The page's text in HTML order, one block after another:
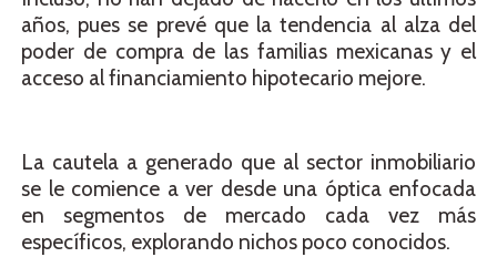
años, pues se prevé que la tendencia al alza del
poder de compra de las familias mexicanas y el
acceso al financiamiento hipotecario mejore.
La cautela a generado que al sector inmobiliario
se le comience a ver desde una óptica enfocada
en segmentos de mercado cada vez más
específicos, explorando nichos poco conocidos.